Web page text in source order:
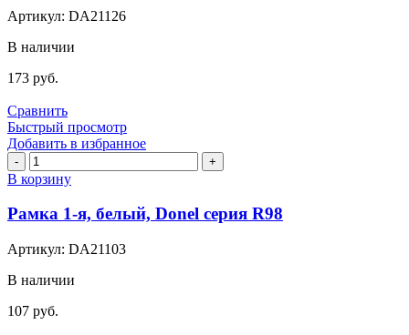
Donel
R98
Артикул: DA21126
В наличии
173 руб.
Сравнить
Быстрый просмотр
Добавить в избранное
Количество
товара
Рамка
1-
я,
белый,
Donel
R98
В корзину
Рамка 1-я, белый, Donel серия R98
Артикул: DA21103
В наличии
107 руб.